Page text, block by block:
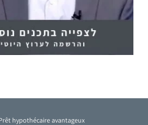
hypothécaire avantageux